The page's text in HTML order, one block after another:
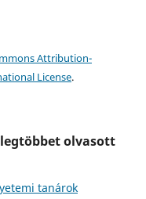
Attribution-
License.
olvasott
tanárok